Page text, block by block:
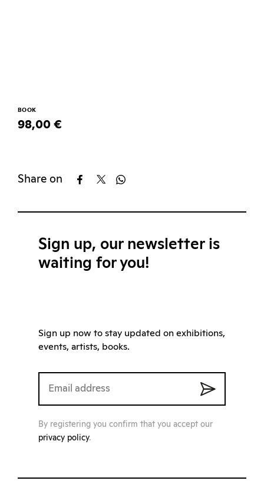
BOOK
98,00 €
Share on
Sign up, our newsletter is
waiting for you!
Sign up now to stay updated on exhibitions,
events, artists, books.
By registering you confirm that you accept our
privacy policy.